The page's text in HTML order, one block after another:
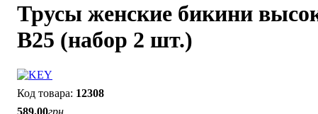
Трусы женские бикини
B25 (набор 2 шт.)
12308
589.00грн